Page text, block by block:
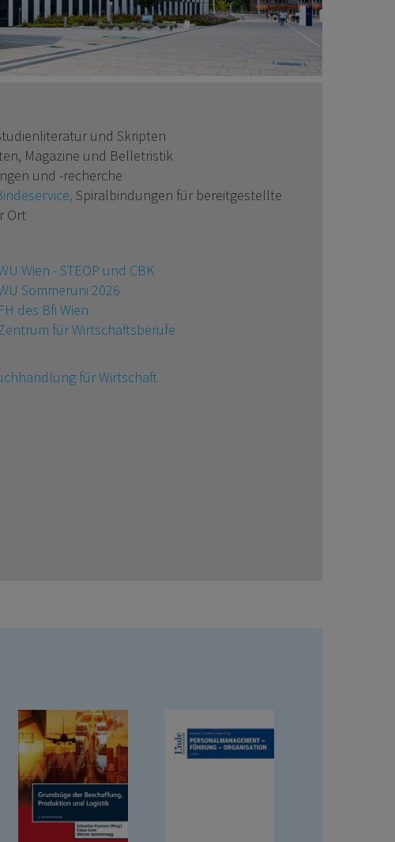
und Skripten
Magazine und Belletristik
und -recherche
Spiralbindungen für bereitgestellte
Ort
Wien - STEOP und CBK
Sommeruni 2026
des Bfi Wien
für Wirtschaftsberufe
für Wirtschaft